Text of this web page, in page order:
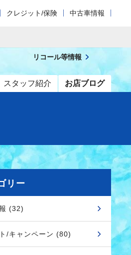
クレジット/保険 中古車情報
スタッフ紹介 お店ブログ
リコール等情報
リー
(32)
/キャンペーン (80)